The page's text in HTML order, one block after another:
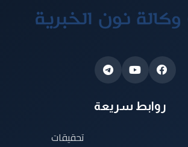
روابط سريعة
تحقيقات